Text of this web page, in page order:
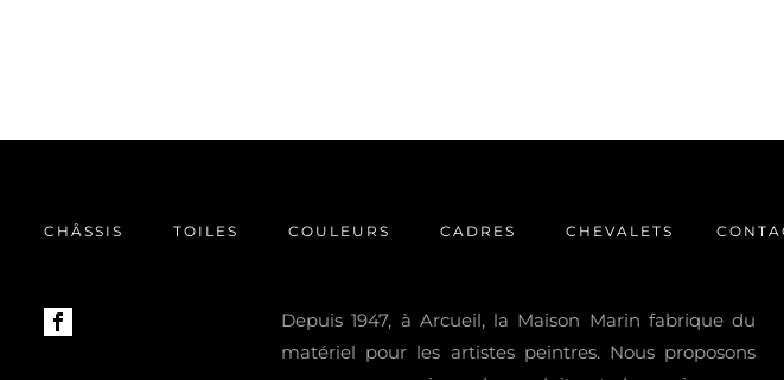
CHÂSSIS TOILES COULEURS CADRES CHEVALETS
Depuis 1947, à Arcueil, la Maison Marin fabrique du
matériel pour les artistes peintres. Nous proposons